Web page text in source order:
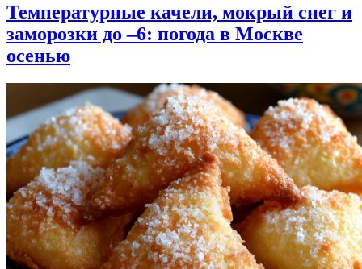
Температурные качели, мокрый снег и
заморозки до –6: погода в Москве
осенью